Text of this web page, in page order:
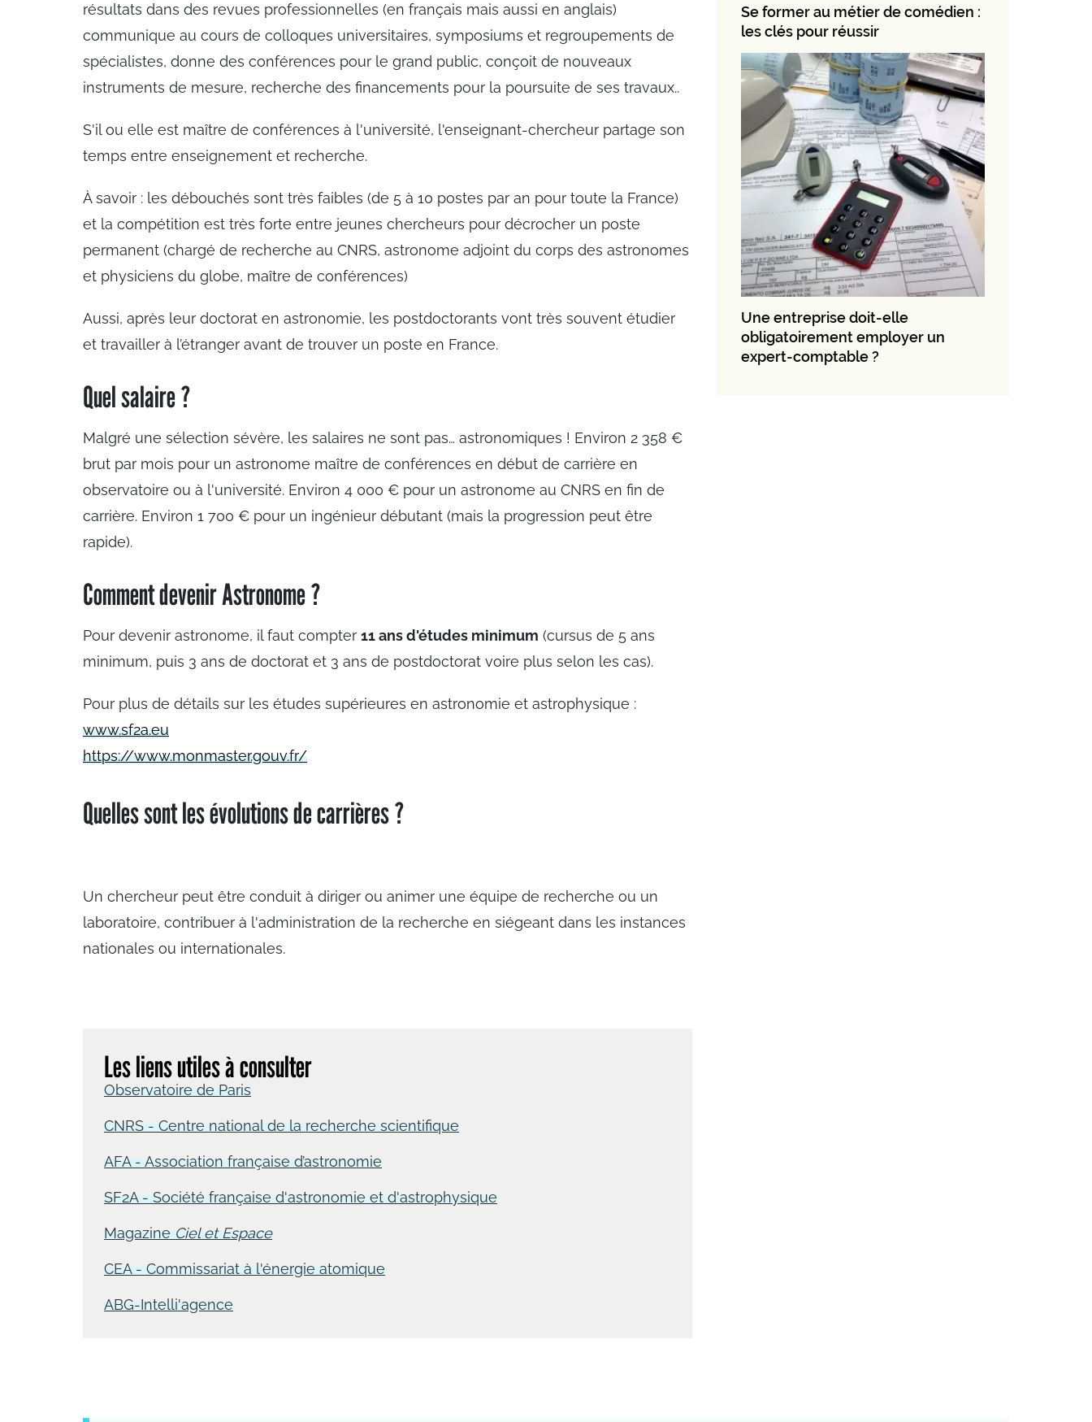
résultats dans des revues professionnelles (en français mais aussi en anglais)
communique au cours de colloques universitaires, symposiums et regroupements de
spécialistes, donne des conférences pour le grand public, conçoit de nouveaux
instruments de mesure, recherche des financements pour la poursuite de ses travaux..
S'il ou elle est maître de conférences à l'université, l'enseignant-chercheur partage son
temps entre enseignement et recherche.
À savoir : les débouchés sont très faibles (de 5 à 10 postes par an pour toute la France)
et la compétition est très forte entre jeunes chercheurs pour décrocher un poste
permanent (chargé de recherche au CNRS, astronome adjoint du corps des astronomes
et physiciens du globe, maître de conférences)
Aussi, après leur doctorat en astronomie, les postdoctorants vont très souvent étudier
et travailler à l’étranger avant de trouver un poste en France.
Quel salaire ?
Malgré une sélection sévère, les salaires ne sont pas… astronomiques ! Environ 2 358 €
brut par mois pour un astronome maître de conférences en début de carrière en
observatoire ou à l'université. Environ 4 000 € pour un astronome au CNRS en fin de
carrière. Environ 1 700 € pour un ingénieur débutant (mais la progression peut être
rapide).
Comment devenir Astronome ?
Pour devenir astronome, il faut compter 11 ans d'études minimum (cursus de 5 ans
minimum, puis 3 ans de doctorat et 3 ans de postdoctorat voire plus selon les cas).
Pour plus de détails sur les études supérieures en astronomie et astrophysique :
www.sf2a.eu
https://www.monmaster.gouv.fr/
Quelles sont les évolutions de carrières ?
Un chercheur peut être conduit à diriger ou animer une équipe de recherche ou un
laboratoire, contribuer à l'administration de la recherche en siégeant dans les instances
nationales ou internationales.
Les liens utiles à consulter
Observatoire de Paris
CNRS - Centre national de la recherche scientifique
AFA - Association française d’astronomie
SF2A - Société française d'astronomie et d'astrophysique
Magazine Ciel et Espace
CEA - Commissariat à l'énergie atomique
ABG-Intelli'agence
Se former au métier de comédien :
les clés pour réussir
Une entreprise doit-elle
obligatoirement employer un
expert-comptable ?